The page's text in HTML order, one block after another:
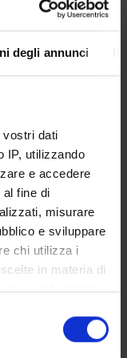
degli annunci
dati
IP, utilizzando
e accedere
fine di
misurare
e sviluppare
chi utilizza i
in materia di
proprietà digitale
in qualsiasi
o facendo clic
pediatri di famiglia